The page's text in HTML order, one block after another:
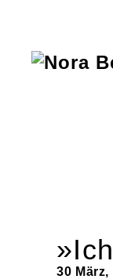
30 März,